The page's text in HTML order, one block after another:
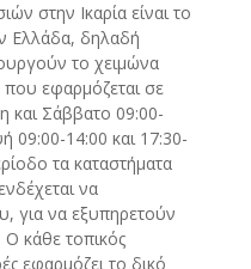
στην Ικαρία είναι το
Ελλάδα, δηλαδή
το χειμώνα
εφαρμόζεται σε
και Σάββατο 09:00-
09:00-14:00 και 17:30-
τα καταστήματα
να
για να εξυπηρετούν
Ο κάθε τοπικός
εφαρμόζει το δικό